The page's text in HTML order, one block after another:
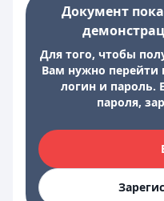
Документ
Для того, чтобы
Вам нужно перейти
логин и пароль.
пароля,